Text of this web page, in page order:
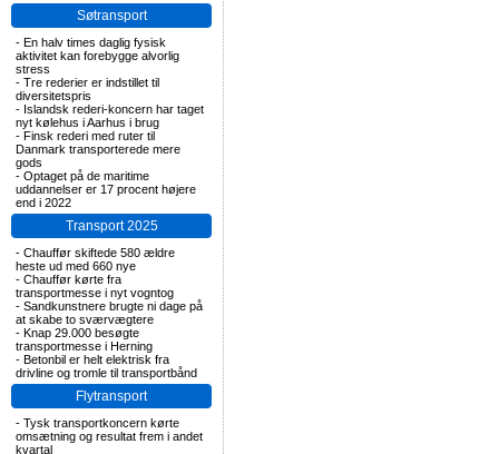
Søtransport
- En halv times daglig fysisk
aktivitet kan forebygge alvorlig
stress
- Tre rederier er indstillet til
diversitetspris
- Islandsk rederi-koncern har taget
nyt kølehus i Aarhus i brug
- Finsk rederi med ruter til
Danmark transporterede mere
gods
- Optaget på de maritime
uddannelser er 17 procent højere
end i 2022
Transport 2025
- Chauffør skiftede 580 ældre
heste ud med 660 nye
- Chauffør kørte fra
transportmesse i nyt vogntog
- Sandkunstnere brugte ni dage på
at skabe to sværvægtere
- Knap 29.000 besøgte
transportmesse i Herning
- Betonbil er helt elektrisk fra
drivline og tromle til transportbånd
Flytransport
- Tysk transportkoncern kørte
omsætning og resultat frem i andet
kvartal